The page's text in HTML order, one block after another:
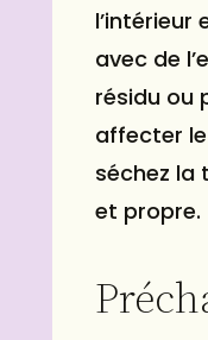
l’intérieur
avec de
résidu ou
affecter
séchez la
et propre.